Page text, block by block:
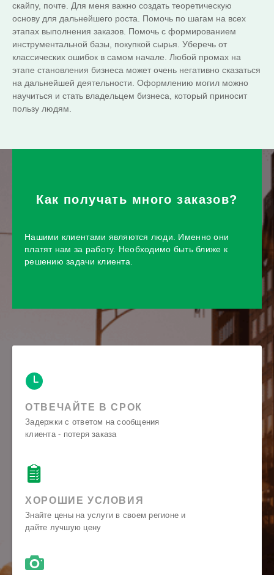
скайпу, почте. Для меня важно создать теоретическую
основу для дальнейшего роста. Помочь по шагам на всех
этапах выполнения заказов. Помочь с формированием
инструментальной базы, покупкой сырья. Уберечь от
классических ошибок в самом начале. Любой промах на
этапе становления бизнеса может очень негативно сказаться
на дальнейшей деятельности. Оформлению могил можно
научиться и стать владельцем бизнеса, который приносит
пользу людям.
Как получать много заказов?
Нашими клиентами являются люди. Именно они
платят нам за работу. Необходимо быть ближе к
решению задачи клиента.
ОТВЕЧАЙТЕ В СРОК
Задержки с ответом на сообщения
клиента - потеря заказа
ХОРОШИЕ УСЛОВИЯ
Знайте цены на услуги в своем регионе и
дайте лучшую цену